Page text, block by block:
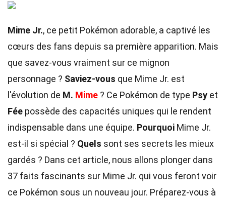
Mime Jr., ce petit Pokémon adorable, a captivé les
cœurs des fans depuis sa première apparition. Mais
que savez-vous vraiment sur ce mignon
personnage ? Saviez-vous que Mime Jr. est
l'évolution de M. Mime ? Ce Pokémon de type Psy et
Fée possède des capacités uniques qui le rendent
indispensable dans une équipe. Pourquoi Mime Jr.
est-il si spécial ? Quels sont ses secrets les mieux
gardés ? Dans cet article, nous allons plonger dans
37 faits fascinants sur Mime Jr. qui vous feront voir
ce Pokémon sous un nouveau jour. Préparez-vous à